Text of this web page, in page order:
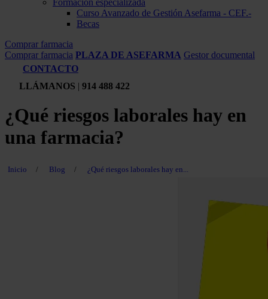
Formación especializada
Curso Avanzado de Gestión Asefarma - CEF.-
Becas
Comprar farmacia
Comprar farmacia PLAZA DE ASEFARMA Gestor documental
CONTACTO
LLÁMANOS | 914 488 422
¿Qué riesgos laborales hay en
una farmacia?
Inicio / Blog / ¿Qué riesgos laborales hay en...